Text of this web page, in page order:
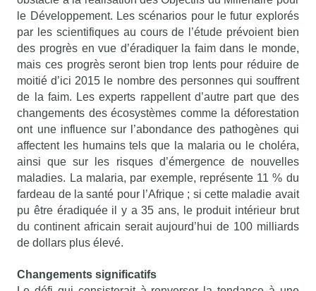
le Développement. Les scénarios pour le futur explorés
par les scientifiques au cours de l’étude prévoient bien
des progrès en vue d’éradiquer la faim dans le monde,
mais ces progrès seront bien trop lents pour réduire de
moitié d’ici 2015 le nombre des personnes qui souffrent
de la faim. Les experts rappellent d’autre part que des
changements des écosystèmes comme la déforestation
ont une influence sur l’abondance des pathogènes qui
affectent les humains tels que la malaria ou le choléra,
ainsi que sur les risques d’émergence de nouvelles
maladies. La malaria, par exemple, représente 11 % du
fardeau de la santé pour l’Afrique ; si cette maladie avait
pu être éradiquée il y a 35 ans, le produit intérieur brut
du continent africain serait aujourd’hui de 100 milliards
de dollars plus élevé.
Changements significatifs